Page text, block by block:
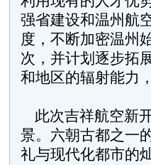
强省建设和温州航
度，不断加密温州
次，并计划逐步拓
和地区的辐射能力
此次吉祥航空新
景。六朝古都之一
礼与现代化都市的